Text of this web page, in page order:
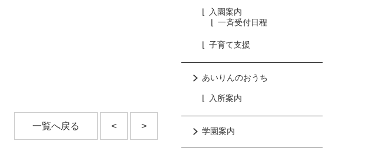
一覧へ戻る < >
入園案内
一斉受付日程
子育て支援
あいりんのおうち
入所案内
学園案内